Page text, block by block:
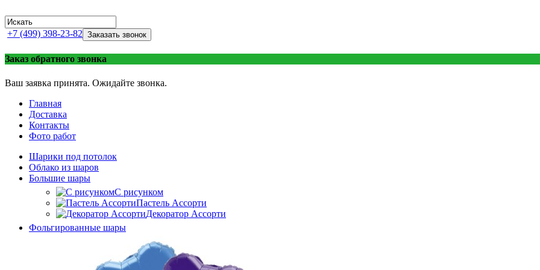
+7 (499) 398-23-82 Заказать звонок
Заказ обратного звонка
Ваш заявка принята. Ожидайте звонка.
Главная
Доставка
Контакты
Фото работ
Шарики под потолок
Облако из шаров
Большие шары
C рисунком
Пастель Ассорти
Декоратор Ассорти
Фольгированные шары